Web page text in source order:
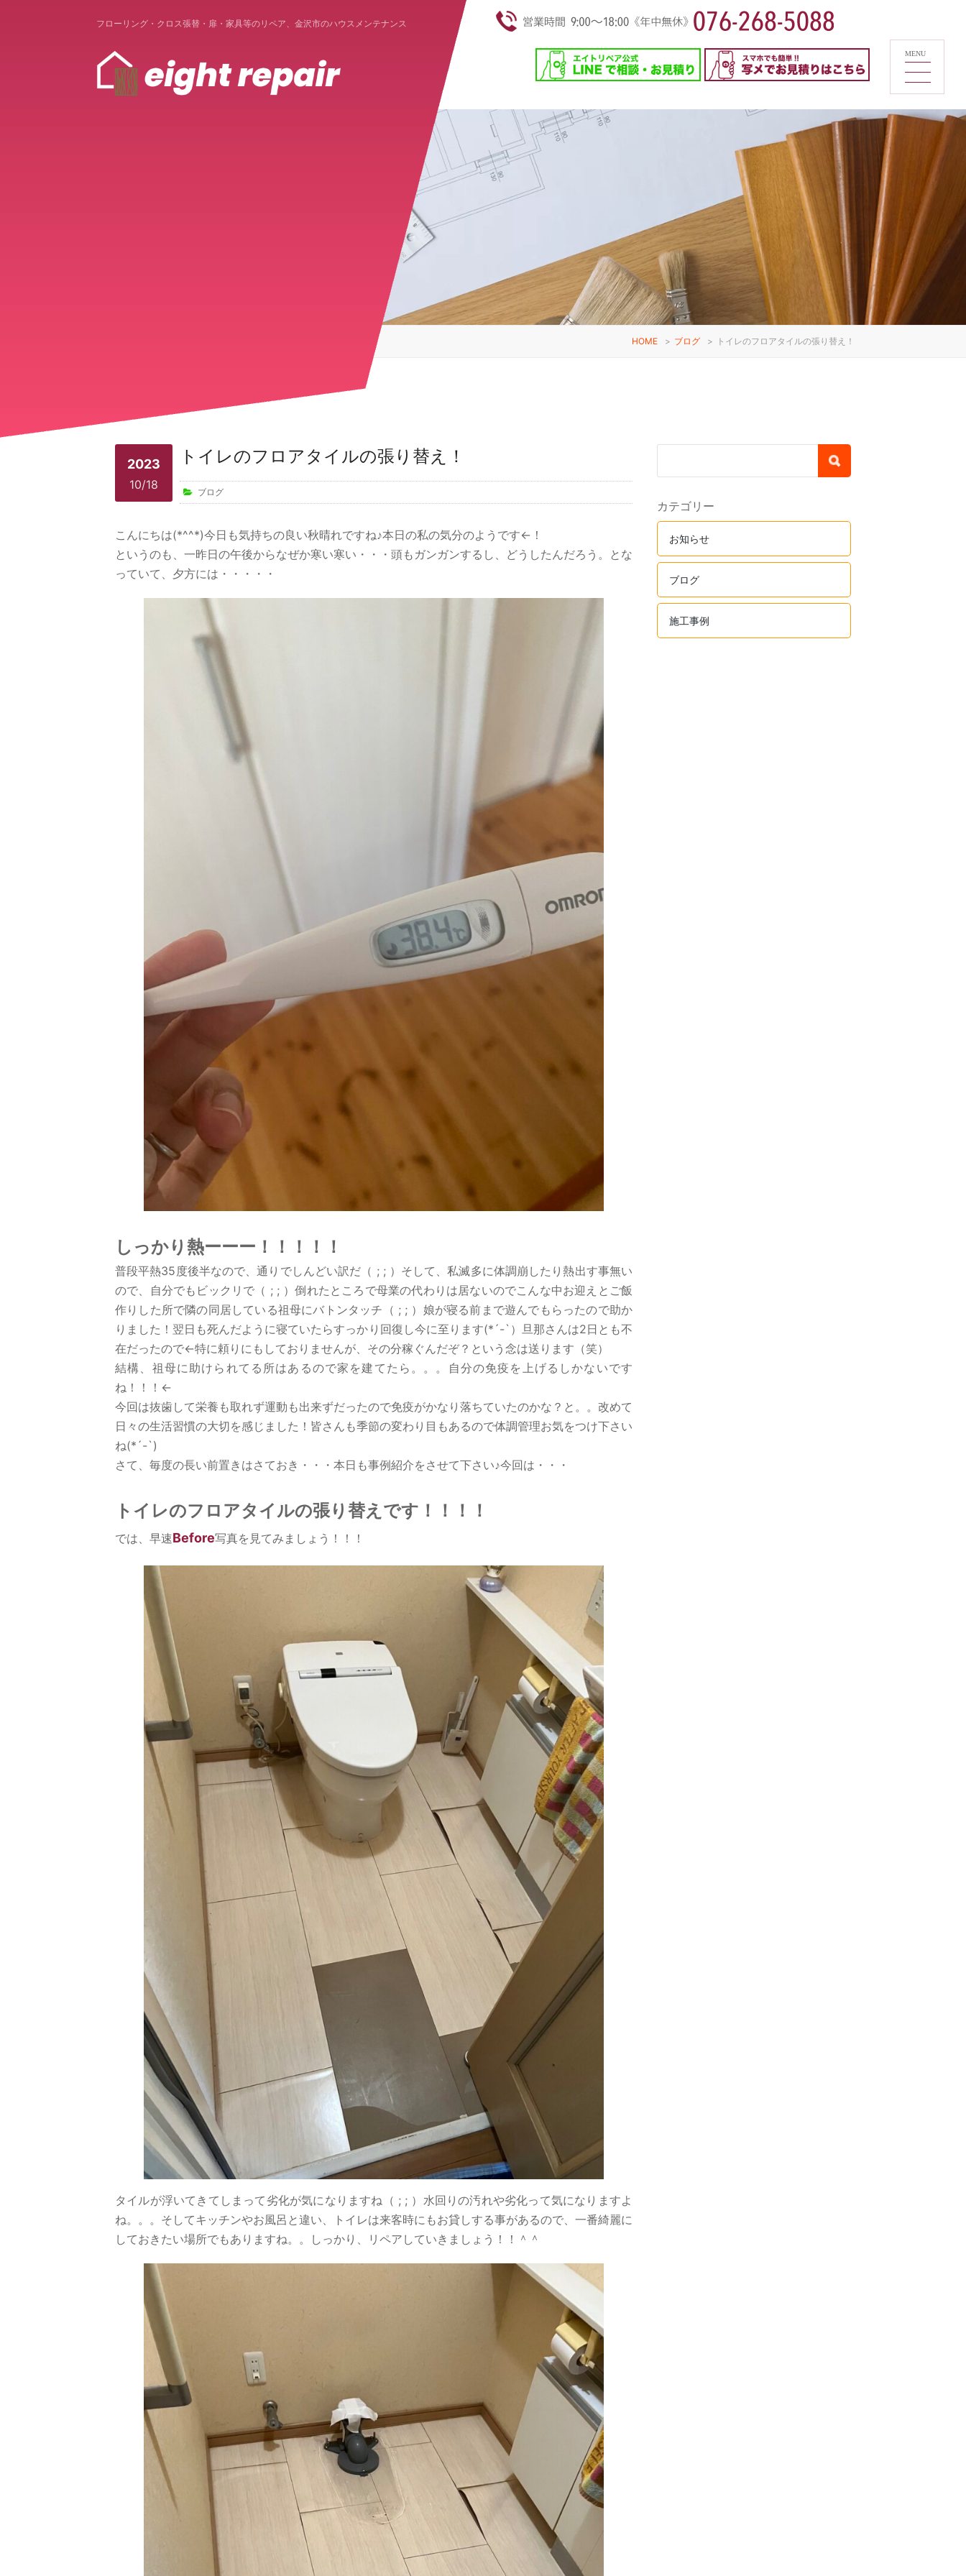
フローリング・クロス張替・扉・家具等のリペア、金沢市のハウスメンテナンス
HOME > ブログ > トイレのフロアタイルの張り替え！
2023
10/18
トイレのフロアタイルの張り替え！
ブログ
こんにちは(*^^*)今日も気持ちの良い秋晴れですね♪本日の私の気分のようです←！
というのも、一昨日の午後からなぜか寒い寒い・・・頭もガンガンするし、どうしたんだろう。とな
っていて、夕方には・・・・・
しっかり熱ーーー！！！！！
普段平熱35度後半なので、通りでしんどい訳だ（ ; ; ）そして、私滅多に体調崩したり熱出す事無い
ので、自分でもビックリで（ ; ; ）倒れたところで母業の代わりは居ないのでこんな中お迎えとご飯
作りした所で隣の同居している祖母にバトンタッチ（ ; ; ）娘が寝る前まで遊んでもらったので助か
りました！翌日も死んだように寝ていたらすっかり回復し今に至ります(*´-`）旦那さんは2日とも不
在だったので←特に頼りにもしておりませんが、その分稼ぐんだぞ？という念は送ります（笑）
結構、祖母に助けられてる所はあるので家を建てたら。。。自分の免疫を上げるしかないです
ね！！！←
今回は抜歯して栄養も取れず運動も出来ずだったので免疫がかなり落ちていたのかな？と。。改めて
日々の生活習慣の大切を感じました！皆さんも季節の変わり目もあるので体調管理お気をつけ下さい
ね(*´-`)
さて、毎度の長い前置きはさておき・・・本日も事例紹介をさせて下さい♪今回は・・・
トイレのフロアタイルの張り替えです！！！！
では、早速Before写真を見てみましょう！！！
タイルが浮いてきてしまって劣化が気になりますね（ ; ; ）水回りの汚れや劣化って気になりますよ
ね。。。そしてキッチンやお風呂と違い、トイレは来客時にもお貸しする事があるので、一番綺麗に
しておきたい場所でもありますね。。しっかり、リペアしていきましょう！！＾＾
カテゴリー
お知らせ
ブログ
施工事例